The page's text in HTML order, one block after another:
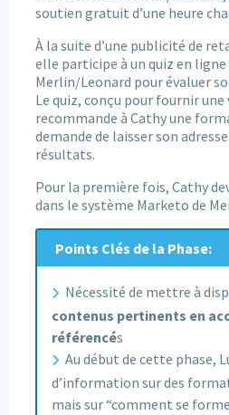
soutien gratuit d’une heure
À la suite d’une publicité de
elle participe à un quiz en ligne
Merlin/Leonard pour évaluer
Le quiz, conçu pour fournir
recommande à Cathy une
demande de laisser son
résultats.
Pour la première fois, Cathy
dans le système Marketo de
Points Clés de la Phase:
Nécessité de mettre à
contenus pertinents en
référencés
Au début de cette phase,
d’information sur des
mais sur “comment se